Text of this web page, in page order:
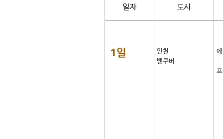
일자 도시
1일
인천
밴쿠버